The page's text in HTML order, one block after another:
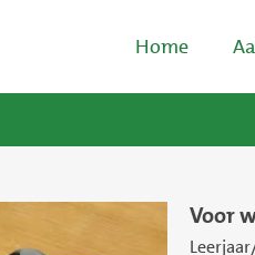
Home
Voor